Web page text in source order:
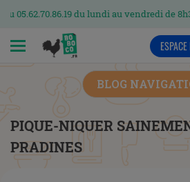
du lundi au vendredi de 8h30 à 12h et
BLOG
PIQUE-NIQUER
PRADINES